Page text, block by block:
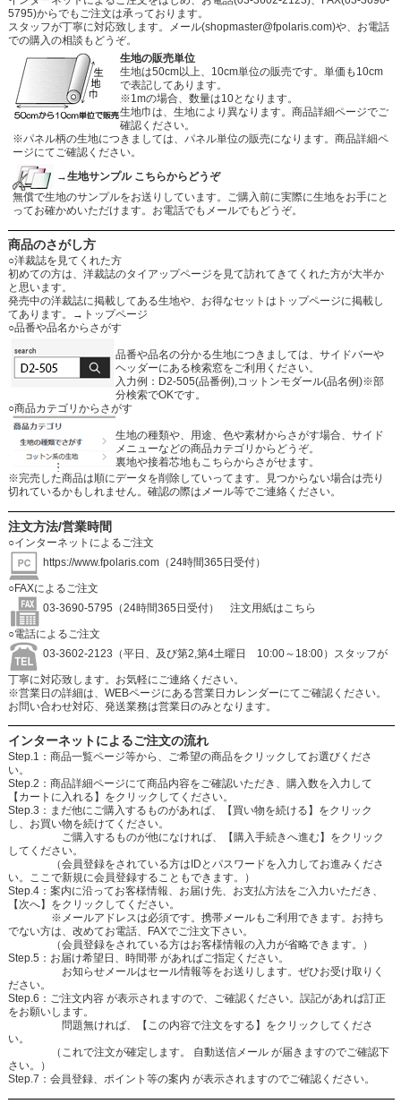
5795)からでもご注文は承っております。
スタッフが丁寧に対応致します。メール(shopmaster@fpolaris.com)や、お電話
での購入の相談もどうぞ。
生地の販売単位
生地は50cm以上、10cm単位の販売です。単価も10cm
で表記してあります。
※1mの場合、数量は10となります。
生地巾は、生地により異なります。商品詳細ページでご
確認ください。
※パネル柄の生地につきましては、パネル単位の販売になります。商品詳細ペ
ージにてご確認ください。
→生地サンプル こちらからどうぞ
無償で生地のサンプルをお送りしています。ご購入前に実際に生地をお手にと
ってお確かめいただけます。お電話でもメールでもどうぞ。
商品のさがし方
○洋裁誌を見てくれた方
初めての方は、洋裁誌のタイアップページを見て訪れてきてくれた方が大半か
と思います。
発売中の洋裁誌に掲載してある生地や、お得なセットはトップページに掲載し
てあります。
→トップページ
○品番や品名からさがす
品番や品名の分かる生地につきましては、サイドバーや
ヘッダーにある検索窓をご利用ください。
入力例：D2-505(品番例),コットンモダール(品名例)※部
分検索でOKです。
○商品カテゴリからさがす
生地の種類や、用途、色や素材からさがす場合、サイド
メニューなどの商品カテゴリからどうぞ。
裏地や接着芯地もこちらからさがせます。
※完売した商品は順にデータを削除していってます。見つからない場合は売り
切れているかもしれません。確認の際はメール等でご連絡ください。
注文方法/営業時間
○インターネットによるご注文
https://www.fpolaris.com（24時間365日受付）
○FAXによるご注文
03-3690-5795（24時間365日受付）
注文用紙はこちら
○電話によるご注文
03-3602-2123（平日、及び第2,第4土曜日 10:00～18:00）スタッフが
丁寧に対応致します。お気軽にご連絡ください。
※営業日の詳細は、WEBページにある営業日カレンダーにてご確認ください。
お問い合わせ対応、発送業務は営業日のみとなります。
インターネットによるご注文の流れ
Step.1：商品一覧ページ等から、ご希望の商品をクリックしてお選びくださ
い。
Step.2：商品詳細ページにて商品内容をご確認いただき、購入数を入力して
【カートに入れる】をクリックしてください。
Step.3：まだ他にご購入するものがあれば、【買い物を続ける】をクリック
し、お買い物を続けてください。
ご購入するものが他になければ、【購入手続きへ進む】をクリック
してください。
（会員登録をされている方はIDとパスワードを入力してお進みくださ
い。ここで新規に会員登録することもできます。）
Step.4：案内に沿ってお客様情報、お届け先、お支払方法をご入力いただき、
【次へ】をクリックしてください。
※メールアドレスは必須です。携帯メールもご利用できます。お持ち
でない方は、改めてお電話、FAXでご注文下さい。
（会員登録をされている方はお客様情報の入力が省略できます。）
Step.5：お届け希望日、時間帯 があればご指定ください。
お知らせメールはセール情報等をお送りします。ぜひお受け取りく
ださい。
Step.6：ご注文内容 が表示されますので、ご確認ください。誤記があれば訂正
をお願いします。
問題無ければ、【この内容で注文をする】をクリックしてくださ
い。
（これで注文が確定します。 自動送信メール が届きますのでご確認下
さい。）
Step.7：会員登録、ポイント等の案内 が表示されますのでご確認ください。